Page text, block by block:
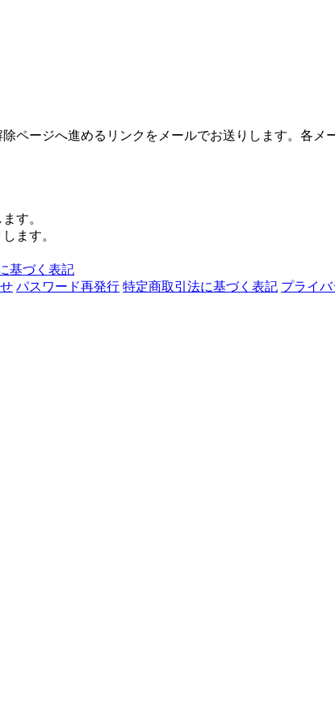
ページへ進めるリンクをメールでお送りします。各
す。
ます。
基づく表記
パスワード再発行 特定商取引法に基づく表記 プライ